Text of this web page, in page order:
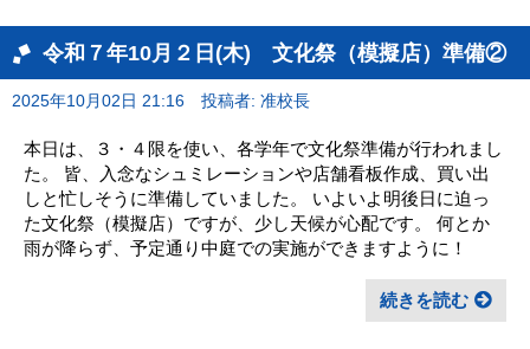
令和７年10月２日(木) 文化祭（模擬店）準備②
2025年10月02日 21:16 投稿者: 准校長
本日は、３・４限を使い、各学年で文化祭準備が行われまし
た。 皆、入念なシュミレーションや店舗看板作成、買い出
しと忙しそうに準備していました。 いよいよ明後日に迫っ
た文化祭（模擬店）ですが、少し天候が心配です。 何とか
雨が降らず、予定通り中庭での実施ができますように！
続きを読む